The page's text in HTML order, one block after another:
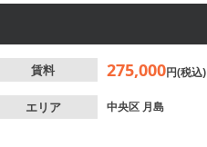
賃料 275,000円(税込)
エリア 中央区 月島